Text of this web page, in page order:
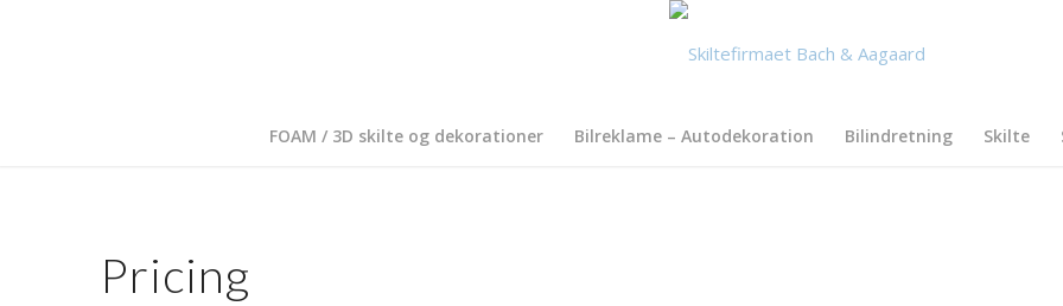
FOAM / 3D skilte og dekorationer Bilreklame – Autodekoration Bilindretning Skilte
Pricing